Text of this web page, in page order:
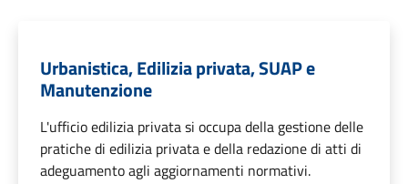
Urbanistica, Edilizia privata, SUAP e
Manutenzione
L'ufficio edilizia privata si occupa della gestione delle
pratiche di edilizia privata e della redazione di atti di
adeguamento agli aggiornamenti normativi.